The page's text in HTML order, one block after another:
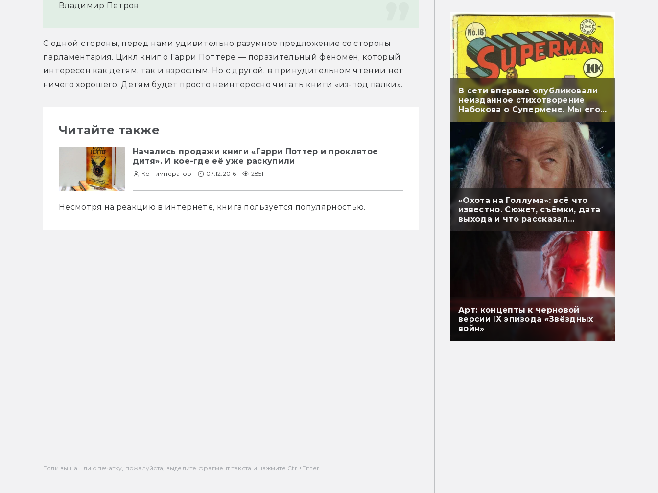
Владимир Петров
С одной стороны, перед нами удивительно разумное предложение со стороны
парламентария. Цикл книг о Гарри Поттере — поразительный феномен, который
интересен как детям, так и взрослым. Но с другой, в принудительном чтении нет
ничего хорошего. Детям будет просто неинтересно читать книги «из-под палки».
Читайте также
Начались продажи книги «Гарри Поттер и проклятое
дитя». И кое-где её уже раскупили
Кот-император 07.12.2016 2851
Несмотря на реакцию в интернете, книга пользуется популярностью.
Если вы нашли опечатку, пожалуйста, выделите фрагмент текста и нажмите Ctrl+Enter.
В сети впервые опубликовали
неизданное стихотворение
Набокова о Супермене. Мы его
перевели
«Охота на Голлума»: всё что
известно. Сюжет, съёмки, дата
выхода и что рассказал
Арт: концепты к черновой
версии IX эпизода «Звёздных
войн»